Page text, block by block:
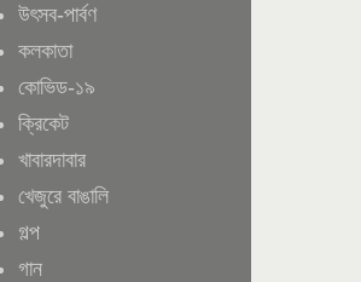
উৎসব-পার্বণ
কলকাতা
কোভিড-১৯
ক্রিকেট
খাবারদাবার
খেজুরে বাঙালি
গল্প
গান